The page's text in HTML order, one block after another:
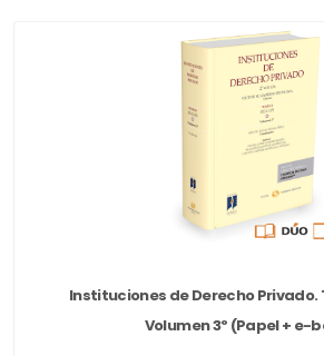
Instituciones de Derecho Privado.
Volumen 3º (Papel + e-